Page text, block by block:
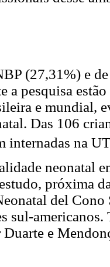
(27,31%) e
a pesquisa
e mundial,
Das 106
internadas na
neonatal
próxima
del
sul-americanos.
e